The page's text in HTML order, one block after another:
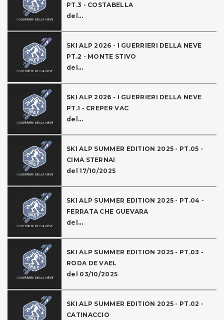
PT.3 - COSTABELLA
del...
SKI ALP 2026 - I GUERRIERI DELLA NEVE
PT.2 - MONTE STIVO
del...
SKI ALP 2026 - I GUERRIERI DELLA NEVE
PT.1 - CREPER VAC
del...
SKI ALP SUMMER EDITION 2025 - PT.05 -
CIMA STERNAI
del 17/10/2025
SKI ALP SUMMER EDITION 2025 - PT.04 -
FERRATA CHE GUEVARA
del...
SKI ALP SUMMER EDITION 2025 - PT.03 -
RODA DE VAEL
del 03/10/2025
SKI ALP SUMMER EDITION 2025 - PT.02 -
CATINACCIO